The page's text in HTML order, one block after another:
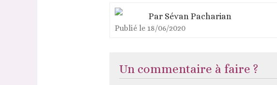
Par Sévan Pacharian
Publié le 18/06/2020
Un commentaire à faire ?